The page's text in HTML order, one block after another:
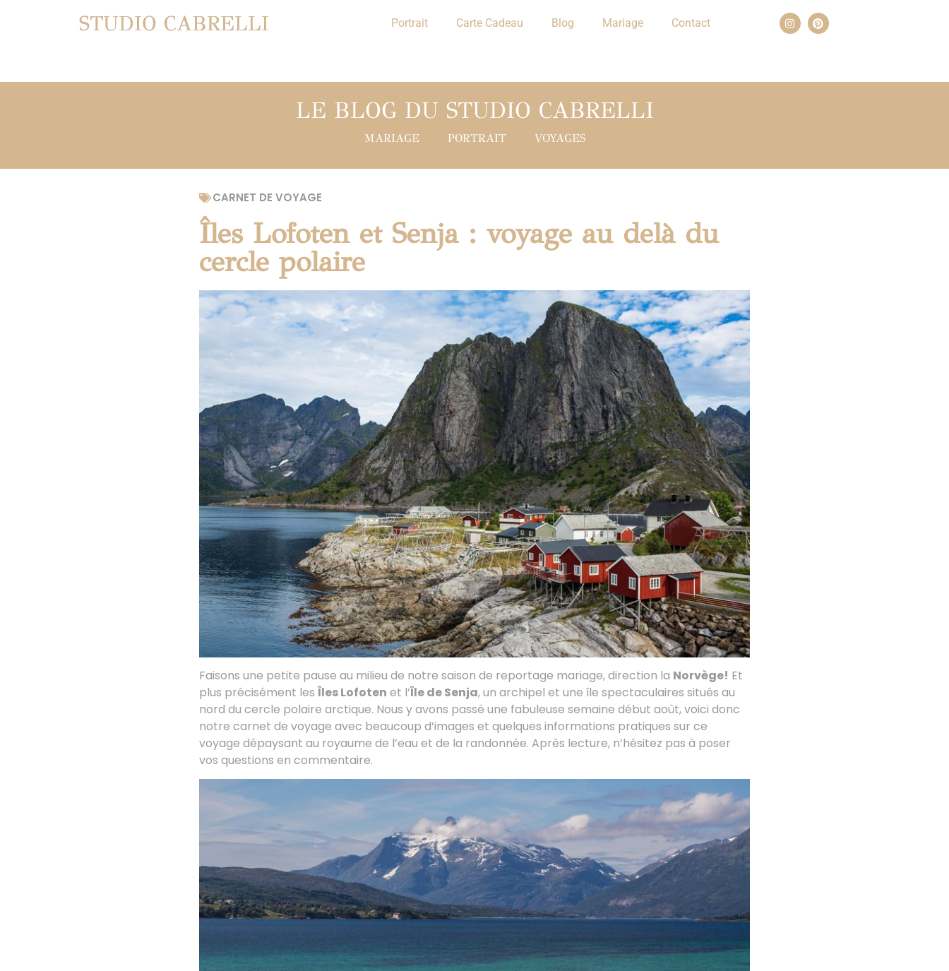
STUDIO CABRELLI Portrait Carte Cadeau Blog Mariage Contact
LE BLOG DU STUDIO CABRELLI
MARIAGE PORTRAIT VOYAGES
CARNET DE VOYAGE
Îles Lofoten et Senja : voyage au delà du
cercle polaire
Faisons une petite pause au milieu de notre saison de reportage mariage, direction la Norvège! Et
plus précisément les Îles Lofoten et l’Île de Senja, un archipel et une île spectaculaires situés au
nord du cercle polaire arctique. Nous y avons passé une fabuleuse semaine début août, voici donc
notre carnet de voyage avec beaucoup d’images et quelques informations pratiques sur ce
voyage dépaysant au royaume de l’eau et de la randonnée. Après lecture, n’hésitez pas à poser
vos questions en commentaire.